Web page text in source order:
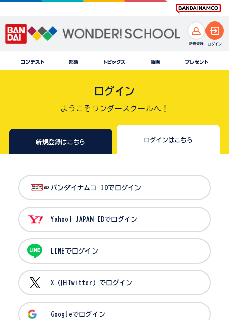
ログイン
ようこそワンダースクールへ！
新規登録はこちら ログインはこちら
バンダイナムコ IDでログイン
Yahoo! JAPAN IDでログイン
LINEでログイン
X（旧Twitter）でログイン
Googleでログイン